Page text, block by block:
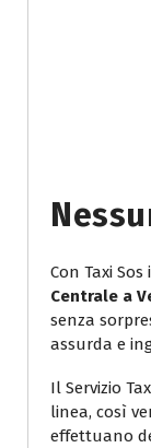
Con Taxi Sos
Centrale a
senza
assurda e
Il Servizio
linea, così
effettuano